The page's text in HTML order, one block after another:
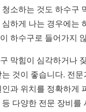
청소하는 것도 하수구
심하게 나는 경우에는
하수구로 들어가지
막힘이 심각하거나
는 것이 좋습니다. 전
인과 위치를 정확하게
등 다양한 전문 장비를